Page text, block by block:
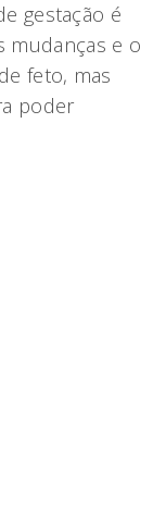
gestação é
mudanças e o
feto, mas
poder